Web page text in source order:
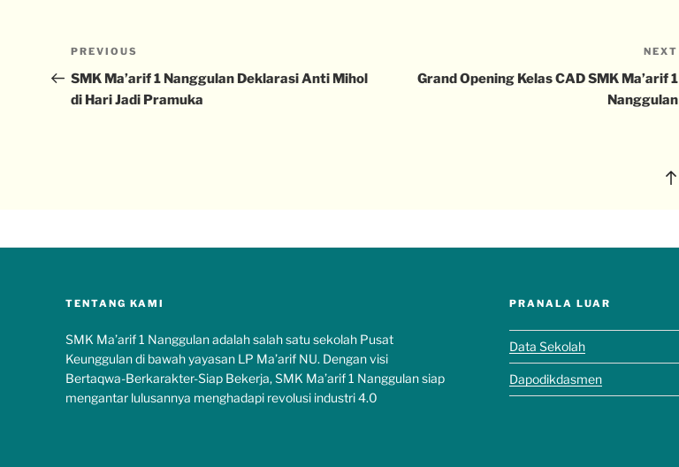
PREVIOUS
SMK Ma’arif 1 Nanggulan Deklarasi Anti Mihol
di Hari Jadi Pramuka
NEXT
Grand Opening Kelas CAD SMK Ma’arif 1
Nanggulan
TENTANG KAMI
SMK Ma’arif 1 Nanggulan adalah salah satu sekolah Pusat
Keunggulan di bawah yayasan LP Ma’arif NU. Dengan visi
Bertaqwa-Berkarakter-Siap Bekerja, SMK Ma’arif 1 Nanggulan siap
mengantar lulusannya menghadapi revolusi industri 4.0
PRANALA LUAR
Data Sekolah
Dapodikdasmen